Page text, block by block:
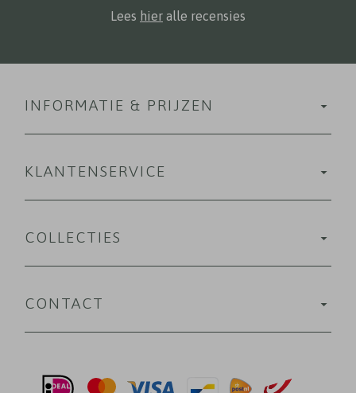
Lees hier alle recensies
INFORMATIE & PRIJZEN
KLANTENSERVICE
COLLECTIES
CONTACT